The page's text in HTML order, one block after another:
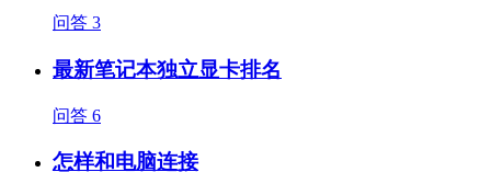
问答 3
最新笔记本独立显卡排名
问答 6
怎样和电脑连接